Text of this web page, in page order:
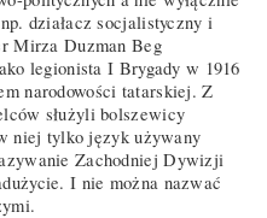
działacz socjalistyczny i
Mirza Duzman Beg
legionista I Brygady w 1916
narodowości tatarskiej. Z
służyli bolszewicy
niej tylko język używany
Zachodniej Dywizji
I nie można nazwać